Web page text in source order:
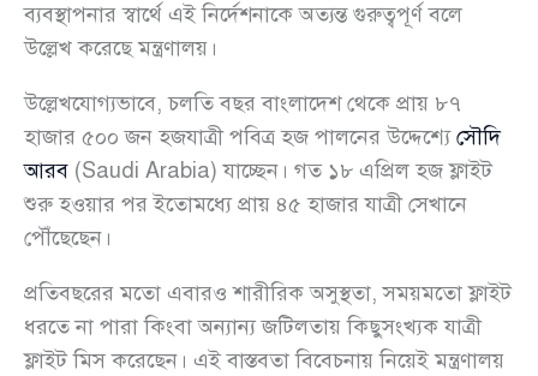
ব্যবস্থাপনার স্বার্থে এই নির্দেশনাকে অত্যন্ত গুরুত্বপূর্ণ বলে
উল্লেখ করেছে মন্ত্রণালয়।
উল্লেখযোগ্যভাবে, চলতি বছর বাংলাদেশ থেকে প্রায় ৮৭
হাজার ৫০০ জন হজযাত্রী পবিত্র হজ পালনের উদ্দেশ্যেসৌদি
আরব (Saudi Arabia) যাচ্ছেন। গত ১৮ এপ্রিল হজ ফ্লাইট
শুরু হওয়ার পর ইতোমধ্যে প্রায় ৪৫ হাজার যাত্রী সেখানে
পৌঁছেছেন।
প্রতিবছরের মতো এবারও শারীরিক অসুস্থতা, সময়মতো ফ্লাইট
ধরতে না পারা কিংবা অন্যান্য জটিলতায় কিছুসংখ্যক যাত্রী
ফ্লাইট মিস করেছেন। এই বাস্তবতা বিবেচনায় নিয়েই মন্ত্রণালয়